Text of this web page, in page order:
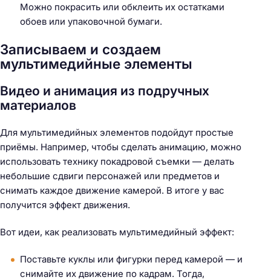
Можно покрасить или обклеить их остатками
обоев или упаковочной бумаги.
Записываем и создаем
мультимедийные элементы
Видео и анимация из подручных
материалов
Для мультимедийных элементов подойдут простые
приёмы. Например, чтобы сделать анимацию, можно
использовать технику покадровой съемки — делать
небольшие сдвиги персонажей или предметов и
снимать каждое движение камерой. В итоге у вас
получится эффект движения.
Вот идеи, как реализовать мультимедийный эффект:
Поставьте куклы или фигурки перед камерой — и
снимайте их движение по кадрам. Тогда,